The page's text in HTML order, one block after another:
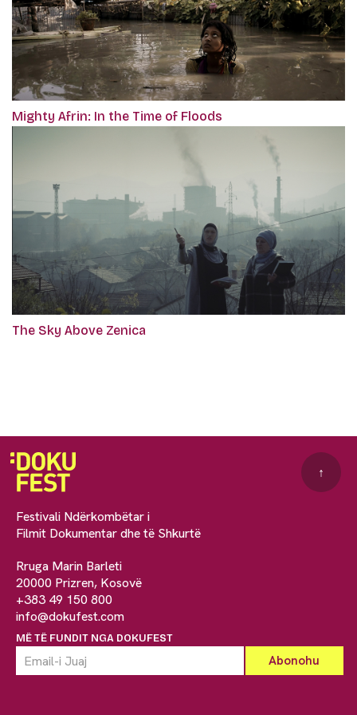
Mighty Afrin: In the Time of Floods
The Sky Above Zenica
Festivali Ndërkombëtar i
Filmit Dokumentar dhe të Shkurtë
Rruga Marin Barleti
20000 Prizren, Kosovë
+383 49 150 800
info@dokufest.com
MË TË FUNDIT NGA DOKUFEST
↑